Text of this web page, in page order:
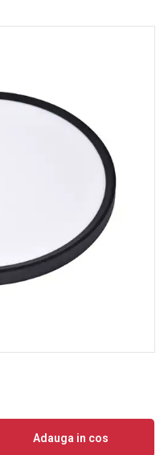
Adauga in cos